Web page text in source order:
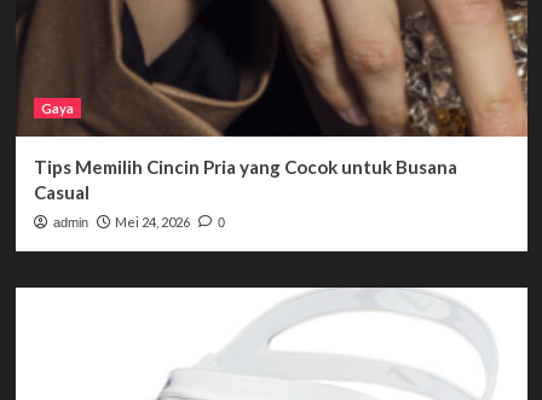
Gaya
Tips Memilih Cincin Pria yang Cocok untuk Busana
Casual
admin Mei 24, 2026 0